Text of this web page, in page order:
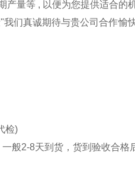
量等 , 以便为您提供适合的
们真诚期待与贵公司合作愉
检)
般2-8天到货，货到验收合格